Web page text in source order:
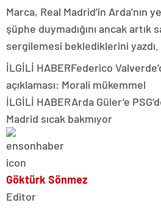
Marca, Real Madrid’in Arda’nın
şüphe duymadığını ancak
sergilemesi beklediklerini yazdı.
İLGİLİ HABERFederico
açıklaması: Morali mükemmel
İLGİLİ HABERArda Güler’e
Madrid sıcak bakmıyor
Göktürk Sönmez
Editor